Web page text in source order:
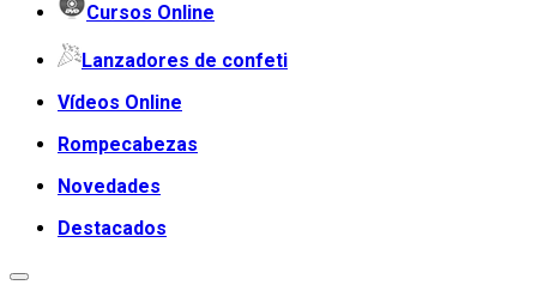
Cursos Online
Lanzadores de confeti
Vídeos Online
Rompecabezas
Novedades
Destacados